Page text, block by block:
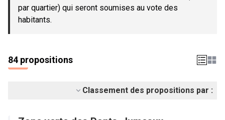
par quartier) qui seront soumises au vote des
habitants.
84 propositions
Classement des propositions par :